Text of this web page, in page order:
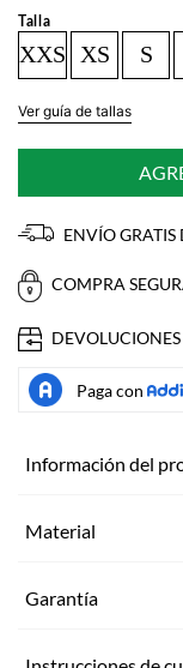
Talla
XXS XS S
Ver guía de tallas
ENVÍO GRATIS
COMPRA
Información del
Material
Garantía